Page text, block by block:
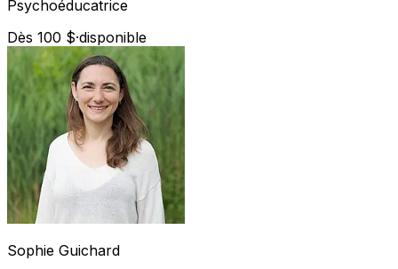
Psychoéducatrice
Dès 100 $·disponible
Sophie Guichard